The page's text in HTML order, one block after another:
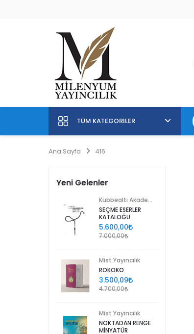
TÜM KATEGORILER
Ana Sayfa 416
Yeni Gelenler
SEÇME ESERLER
KATALOĞU
5.600,00
7.000,00
Mist Yayıncılık
ROKOKO
3.500,09
4.700,00
Mist Yayıncılık
NOKTADAN RENGE
MİNYATÜR